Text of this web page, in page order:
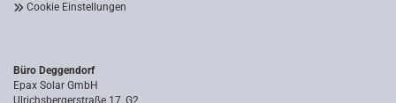
Cookie Einstellungen
Büro Deggendorf
Epax Solar GmbH
Ulrichsbergerstraße 17, G2